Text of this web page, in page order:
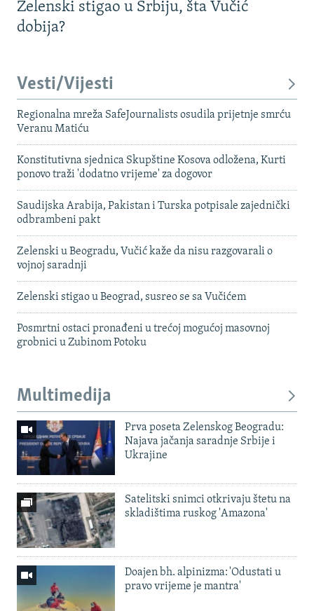
Zelenski stigao u Srbiju, šta Vučić
dobija?
Vesti/Vijesti
Regionalna mreža SafeJournalists osudila prijetnje smrću
Veranu Matiću
Konstitutivna sjednica Skupštine Kosova odložena, Kurti
ponovo traži 'dodatno vrijeme' za dogovor
Saudijska Arabija, Pakistan i Turska potpisale zajednički
odbrambeni pakt
Zelenski u Beogradu, Vučić kaže da nisu razgovarali o
vojnoj saradnji
Zelenski stigao u Beograd, susreo se sa Vučićem
Posmrtni ostaci pronađeni u trećoj mogućoj masovnoj
grobnici u Zubinom Potoku
Multimedija
Prva poseta Zelenskog Beogradu:
Najava jačanja saradnje Srbije i
Ukrajine
Satelitski snimci otkrivaju štetu na
skladištima ruskog 'Amazona'
Doajen bh. alpinizma: 'Odustati u
pravo vrijeme je mantra'